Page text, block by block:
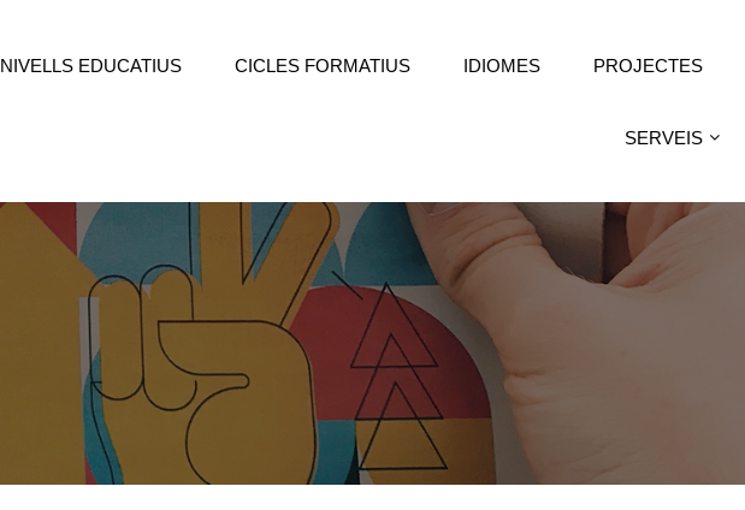
NIVELLS EDUCATIUS CICLES FORMATIUS IDIOMES PROJECTES
SERVEIS